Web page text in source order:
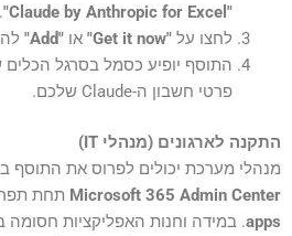
"Claude by Anthropic for Excel"
.
לחצו על "Get it now" או "Add"
התוסף יופיע כסמל בסרגל הכלים
פרטי חשבון ה-Claude שלכם.
התקנה לארגונים (מנהלי IT)
מנהלי מערכת יכולים לפרוס את התוסף
Microsoft 365 Admin Center תחת
apps. במידה וחנות האפליקציות חסומה